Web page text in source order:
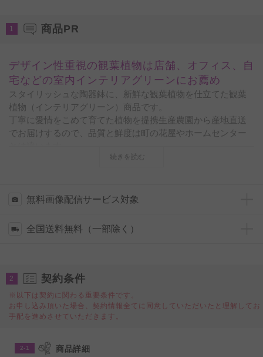
1 商品PR
デザイン性重視の観葉植物は店舗、オフィス、自
宅などの室内インテリアグリーンにお薦め
スタイリッシュな陶器鉢に、新鮮な観葉植物を仕立てた観葉
植物（インテリアグリーン）商品です。
丁寧に愛情をこめて育てた植物を提携生産農園から産地直送
でお届けするので、品質と鮮度は町の花屋やホームセンター
開店祝い、開業祝い、移転祝い、落成祝い、就任祝いなど、
寿・百寿・etc）、引越祝い、新築祝いなどのプライベートな
また、そのお洒落な見た目から、店舗、オフィス、ショール
ーム、リビング、ダイニング、エントランスなど、様々な室
開店祝い、開業祝い、移転祝いの定番観葉植物として人気の
ユッカ・エレファンティペスは、力強く伸びる若者を象徴し
勇壮や偉大といった花言葉を体現している、太く力強い幹、
剣のように鋭く天を向いた葉は、オフィスやお部屋のインテ
続きを読む
無料画像配信サービス対象
全国送料無料（一部除く）
2 契約条件
※以下は契約に関わる重要条件です。
お申し込み頂いた場合、契約情報全てに同意していただいたと理解してお
手配を進めさせていただきます。
2-1 商品詳細